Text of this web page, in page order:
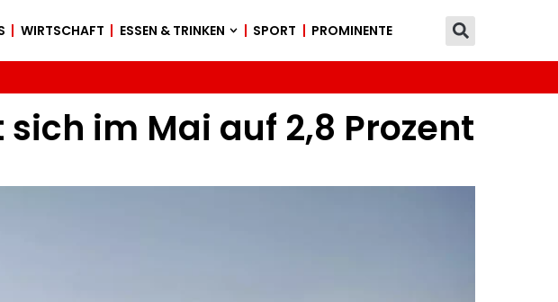
WIRTSCHAFT ESSEN & TRINKEN SPORT PROMINENTE
im Mai auf 2,8 Prozent